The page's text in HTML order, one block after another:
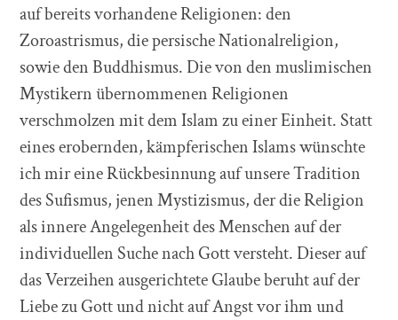
auf bereits vorhandene Religionen: den
Zoroastrismus, die persische Nationalreligion,
sowie den Buddhismus. Die von den muslimischen
Mystikern übernommenen Religionen
verschmolzen mit dem Islam zu einer Einheit. Statt
eines erobernden, kämpferischen Islams wünschte
ich mir eine Rückbesinnung auf unsere Tradition
des Sufismus, jenen Mystizismus, der die Religion
als innere Angelegenheit des Menschen auf der
individuellen Suche nach Gott versteht. Dieser auf
das Verzeihen ausgerichtete Glaube beruht auf der
Liebe zu Gott und nicht auf Angst vor ihm und